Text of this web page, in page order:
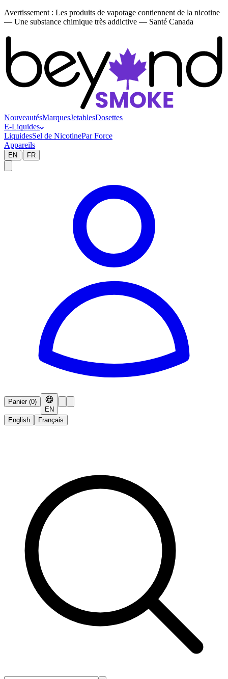
Avertissement : Les produits de vapotage contiennent de la nicotine
— Une substance chimique très addictive — Santé Canada
NouveautésMarquesJetablesDosettes
E-Liquides
LiquidesSel de NicotinePar Force
Appareils
EN | FR
Panier(0)
EN
English
Français